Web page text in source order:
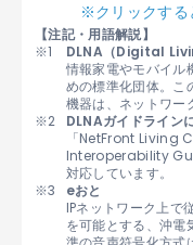
※クリックする
【注記・用語解説】
DLNA（Digital
情報家電やモバイル
めの標準化団体。こ
機器は、ネットワー
DLNAガイドライン
「NetFront Living
Interoperability
対応しています。
eおと
IPネットワーク上で
を可能とする、沖電